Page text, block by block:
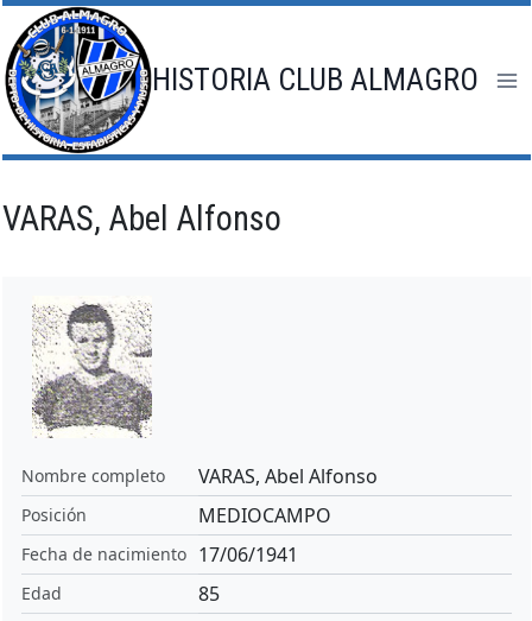
Saltar
al
contenido
HISTORIA CLUB ALMAGRO
VARAS, Abel Alfonso
Nombre completo VARAS, Abel Alfonso
Posición MEDIOCAMPO
Fecha de nacimiento 17/06/1941
Edad 85